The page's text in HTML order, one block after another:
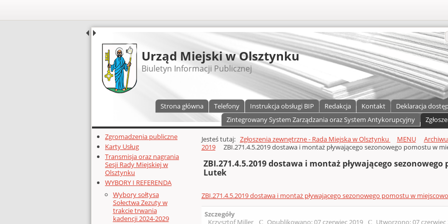
UDOSTĘPNIJ
Urząd Miejski w Olsztynku
Biuletyn Informacji Publicznej
Strona główna Telefony Instrukcja obsługi BIP Redakcja Kontakt Deklaracja
Zintegrowany System Zarządzania oraz System Antykorupcyjny
Dodatkowe zasoby (lewa kolumna)
Zgromadzenia publiczne
Karty Usług
Transmisja oraz nagrania
Sesji Rady Miejskiej w
Olsztynku
WYBORY I REFERENDA
Wybory sołtysa
Sołectwa Zezuty w
trakcie trwania
kadencji 2024-2029
Głównej zawartości
Jesteś tutaj: Zgłoszenia zewnętrzne - Rada Miejska w Olsztynku MENU
2019
ZBI.271.4.5.2019 dostawa i montaż pływającego sezonowego pomostu w
ZBI.271.4.5.2019 dostawa i montaż pływającego
Lutek
ZBI.271.4.5.2019 dostawa i montaż pływającego sezonowego pomostu w
Szczegóły
Krzysztof Miller
Opublikowano: 07 czerwiec 2019 Utworzono: 07 czerwiec